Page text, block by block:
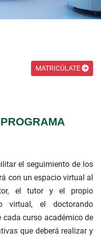
MATRICÚLATE
el seguimiento de los
con un espacio virtual al
el tutor y el propio
virtual, el doctorando
curso académico de
que deberá realizar y